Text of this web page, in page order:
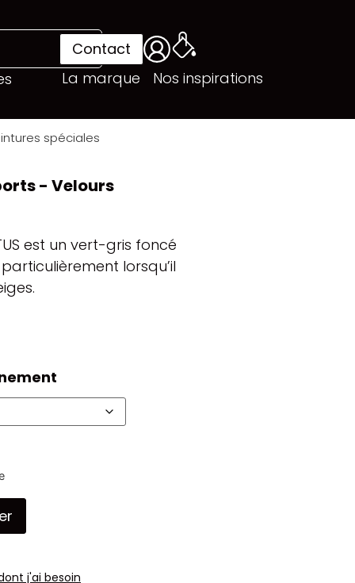
Contact
La marque
Nos inspirations
spéciales
- Velours
est un vert-gris foncé
lorsqu’il
j'ai besoin